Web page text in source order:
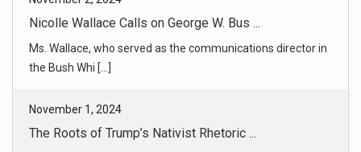
In the former president’s pitch to voters, historians hear